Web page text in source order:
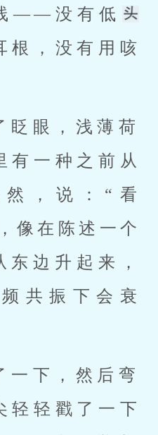
——没有低
根，没有用咳
有一种之前从
，说：“看
像在陈述一个
边升起来，
共振下会衰
轻轻戳了一下